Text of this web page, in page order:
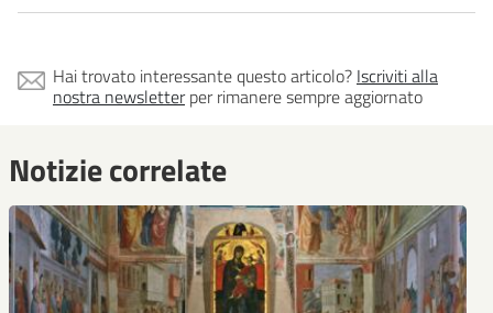
Hai trovato interessante questo articolo? Iscriviti alla
nostra newsletterper rimanere sempre aggiornato
Notizie correlate